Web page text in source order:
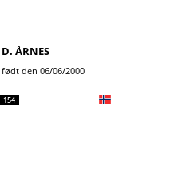
D. ÅRNES
født den 06/06/2000
154